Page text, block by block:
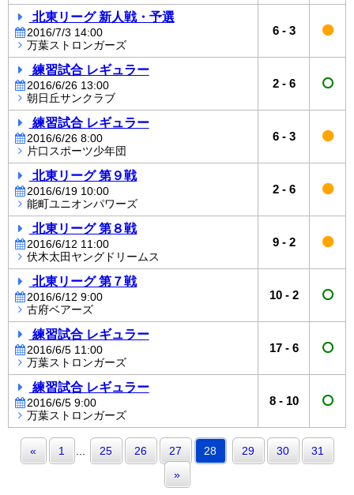
北東リーグ 新人戦・予選
2016/7/3 14:00
万葉ストロンガーズ
6- 3
練習試合 レギュラー
2016/6/26 13:00
朝日丘サンクラブ
2- 6
練習試合 レギュラー
2016/6/26 8:00
片口スポーツ少年団
6- 3
北東リーグ 第９戦
2016/6/19 10:00
能町ユニオンパワーズ
2- 6
北東リーグ 第８戦
2016/6/12 11:00
伏木太田ヤングドリームス
9- 2
北東リーグ 第７戦
2016/6/12 9:00
古府ベアーズ
10- 2
練習試合 レギュラー
2016/6/5 11:00
万葉ストロンガーズ
17- 6
練習試合 レギュラー
2016/6/5 9:00
万葉ストロンガーズ
8- 10
« 1 ... 25 26 27 28 29 30
31
»